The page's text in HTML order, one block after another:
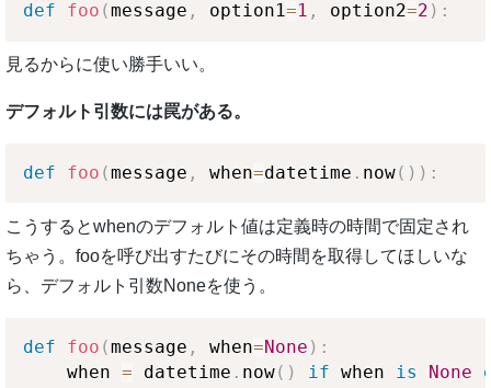
def foo (message , option1=1 , option2=2 ) :
見るからに使い勝手いい。
デフォルト引数には罠がある。
def foo (message , when=datetime . now( ) ) :
こうするとwhenのデフォルト値は定義時の時間で固定され
ちゃう。fooを呼び出すたびにその時間を取得してほしいな
ら、デフォルト引数Noneを使う。
def foo (message , when=None ) :
    when
= datetime . now( ) if when is None